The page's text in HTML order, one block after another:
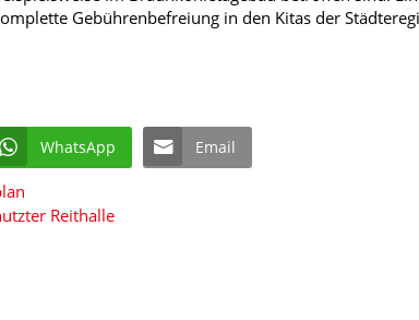
Gebührenbefreiung in den Kitas der
WhatsApp Email
Reithalle